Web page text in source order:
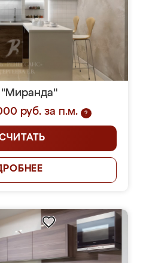
"Миранда"
руб. за п.м.
?